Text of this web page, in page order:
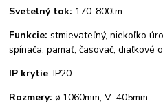
Svetelný tok: 170-800lm
Funkcie: stmievateľný, niekoľko
spínača, pamäť, časovač, diaľkové
IP krytie: IP20
Rozmery: ø:1060mm, V: 405mm